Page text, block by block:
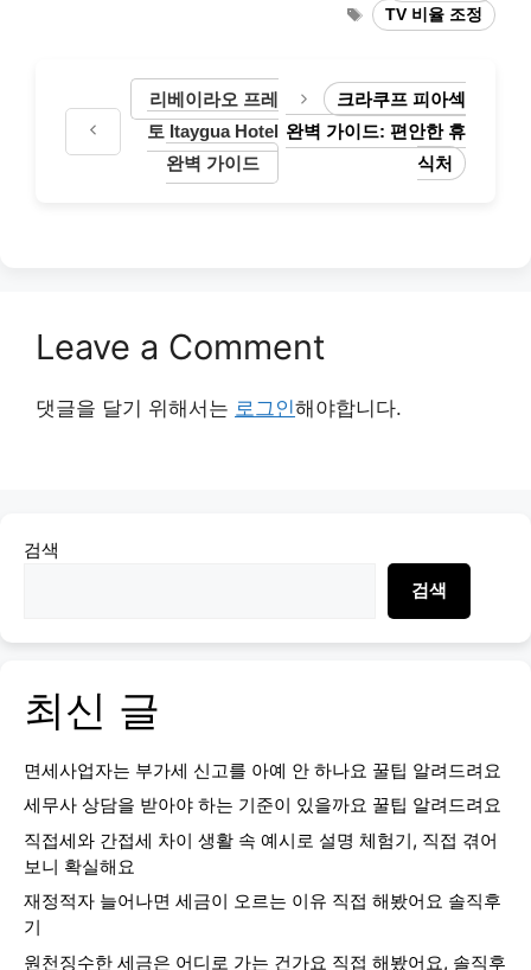
Tags
TV 비율 조정
리베이라오 프레
토 Itaygua Hotel
완벽 가이드
크라쿠프 피아섹
완벽 가이드: 편안한 휴
식처
Leave a Comment
댓글을 달기 위해서는 로그인해야합니다.
검색
검색
최신 글
면세사업자는 부가세 신고를 아예 안 하나요 꿀팁 알려드려요
세무사 상담을 받아야 하는 기준이 있을까요 꿀팁 알려드려요
직접세와 간접세 차이 생활 속 예시로 설명 체험기, 직접 겪어
보니 확실해요
재정적자 늘어나면 세금이 오르는 이유 직접 해봤어요 솔직후
기
원천징수한 세금은 어디로 가는 건가요 직접 해봤어요, 솔직후